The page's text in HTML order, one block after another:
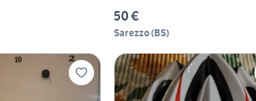
50 €
Sarezzo(BS)